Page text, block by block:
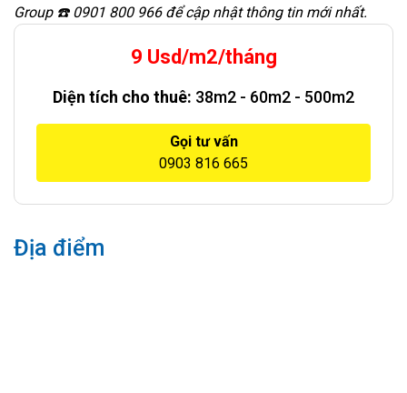
Group ☎️ 0901 800 966 để cập nhật thông tin mới nhất.
9 Usd/m2/tháng
Diện tích cho thuê: 38m2 - 60m2 - 500m2
Gọi tư vấn
0903 816 665
Địa điểm